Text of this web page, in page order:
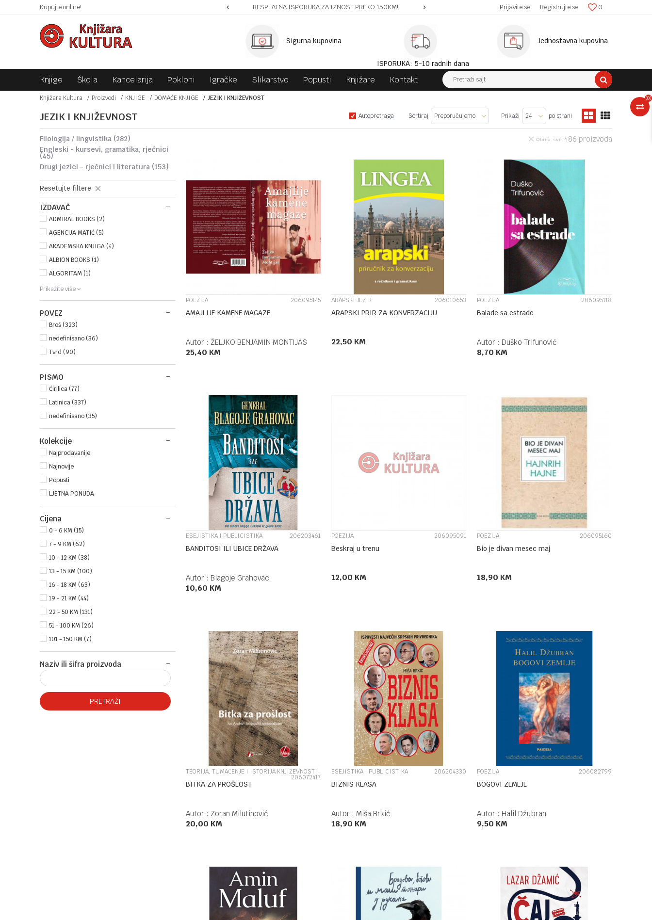
Kupujte online!SIGURNO PLAĆANJE PLATNIM KARTICAMA! BESPLATNA ISPORUKA ZA IZNOSE PREKO 150KM! SIGURNA ISPORUKA! 0
Prijavite se Registrujte se
Sigurna kupovina
ISPORUKA: 5-10 radnih dana
Jednostavna kupovina
Knjige Škola Kancelarija Pokloni Igračke Slikarstvo Popusti Knjižare Kontakt Pretraži sajt
(0)
Knjižara Kultura Proizvodi KNJIGE DOMAĆE KNJIGE JEZIK I KNJIŽEVNOST
JEZIK I KNJIŽEVNOST Autopretraga Sortiraj Prikaži po strani
filologija / lingvistika (282)
engleski - kursevi, gramatika, rječnici
(45)
drugi jezici - rječnici i literatura (153)
Resetujte filtere
IZDAVAČ
ADMIRAL BOOKS (2)
AGENCIJA MATIĆ (5)
AKADEMSKA KNJIGA (4)
ALBION BOOKS (1)
ALGORITAM (1)
Prikažite više
POVEZ
Broš (323)
nedefinisano (36)
Tvrd (90)
PISMO
Ćirilica (77)
Latinica (337)
nedefinisano (35)
Kolekcije
Najprodavanije
Najnovije
Popusti
LJETNA PONUDA
Cijena
0 - 6 KM (15)
7 - 9 KM (62)
10 - 12 KM (38)
13 - 15 KM (100)
16 - 18 KM (63)
19 - 21 KM (44)
22 - 50 KM (131)
51 - 100 KM (26)
101 - 150 KM (7)
Naziv ili šifra proizvoda
PRETRAŽI
486 proizvoda
Obriši sve
UPOREDI
POEZIJA 206095145
AMAJLIJE KAMENE MAGAZE
Autor : ŽELJKO BENJAMIN MONTIJAS
25,40 KM
UPOREDI
ARAPSKI JEZIK 206010653
ARAPSKI PRIR ZA KONVERZACIJU
22,50 KM
UPOREDI
POEZIJA 206095118
Balade sa estrade
Autor : Duško Trifunović
8,70 KM
UPOREDI
ESEJISTIKA I PUBLICISTIKA 206203461
BANDITOSI ILI UBICE DRŽAVA
Autor : Blagoje Grahovac
10,60 KM
UPOREDI
POEZIJA 206095091
Beskraj u trenu
12,00 KM
UPOREDI
POEZIJA 206095160
Bio je divan mesec maj
18,90 KM
UPOREDI
TEORIJA, TUMAČENJE I ISTORIJA KNJIŽEVNOSTI
206072417
BITKA ZA PROŠLOST
Autor : Zoran Milutinović
20,00 KM
UPOREDI
ESEJISTIKA I PUBLICISTIKA 206204330
BIZNIS KLASA
Autor : Miša Brkić
18,90 KM
UPOREDI
POEZIJA 206082799
BOGOVI ZEMLJE
Autor : Halil Džubran
9,50 KM